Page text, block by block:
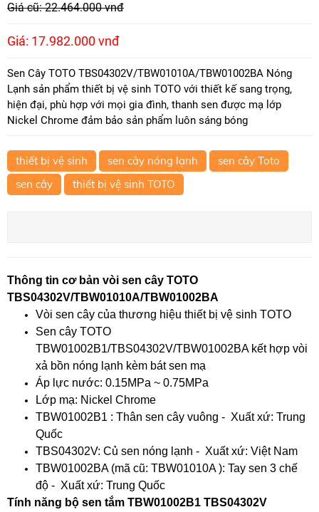
Giá cũ: 22.464.000 vnđ
Giá: 17.982.000 vnđ
Sen Cây TOTO TBS04302V/TBW01010A/TBW01002BA Nóng
Lạnh sản phẩm thiết bị vệ sinh TOTO với thiết kế sang trọng,
hiện đại, phù hợp với mọi gia đình, thanh sen được mạ lớp
Nickel Chrome đảm bảo sản phẩm luôn sáng bóng
thiết bị vệ sinh sen cây nóng lạnh
sen cây Toto
sen cây
thiết bị vệ sinh TOTO
Thông tin cơ bản vòi sen cây TOTO
TBS04302V/TBW01010A/TBW01002BA​
Vòi sen cây của thương hiệu thiết bị vệ sinh TOTO
Sen cây TOTO
TBW01002B1/TBS04302V/TBW01002BA kết hợp vòi
xả bồn nóng lạnh kèm bát sen mạ
Áp lực nước: 0.15MPa ~ 0.75MPa
Lớp mạ: Nickel Chrome
TBW01002B1 : Thân sen cây vuông - Xuất xứ: Trung
Quốc
TBS04302V: Củ sen nóng lạnh - Xuất xứ: Việt Nam
TBW01002BA (mã cũ: TBW01010A ): Tay sen 3 chế
độ - Xuất xứ: Trung Quốc
Tính năng bộ sen tắm TBW01002B1 TBS04302V